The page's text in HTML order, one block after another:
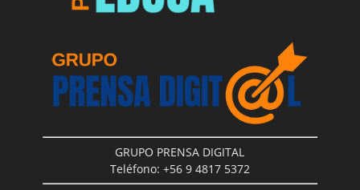
GRUPO PRENSA DIGITAL
Teléfono: +56 9 4817 5372